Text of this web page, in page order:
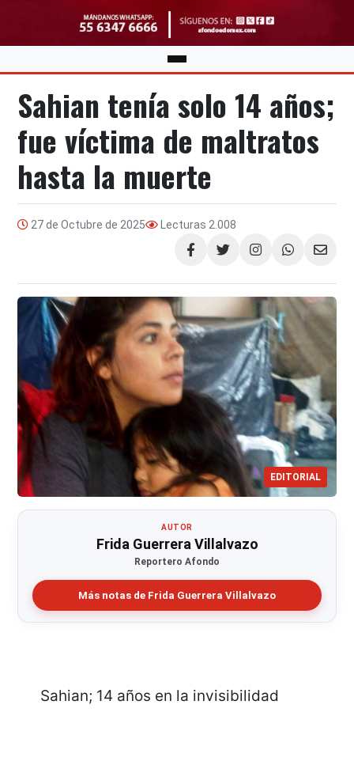
Sahian tenía solo 14 años;
fue víctima de maltratos
hasta la muerte
27 de Octubre de 2025 Lecturas 2.008
Compartir
EDITORIAL
AUTOR
Frida Guerrera Villalvazo
Reportero Afondo
Más notas de Frida Guerrera Villalvazo
Sahian; 14 años en la invisibilidad